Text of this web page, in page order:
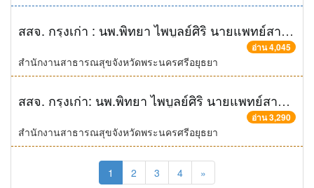
สสจ. กรุงเก่า : นพ.พิทยา ไพบูลย์ศิริ นายแพทย์สาธารณสุขจังหวัดพระนครศรีอยุธยา นำ นพ.ประสิทธิ์ คงเคารพธรรม นายแพทย์เชี่ยวชาญด้านเวชกรรมป้องกัน พร้อมคณะเจ้าหน้าที่ในสังกัดสำนักงานสาธารณสุขจังหวัดพระนครศรีอยุธยา เข้าพบ นายอภิชาติ โตดิลกเวชช์ ผู้ว่าราชการจังหวัดพระนครศรีอยุธยา ในโอกาส นพ.ประสิทธิ์ คงเคารพธรรม จะเดินทางเข้ารับตำแหน่งนายแพทย์สาธารณสุขจังหวัดฉะเชิงเทรา ณ ศูนย์ราชการจังหวัดพระนครศรีอยุธยา
อ่าน 4,045
สำนักงานสาธารณสุขจังหวัดพระนครศรีอยุธยา
สสจ. กรุงเก่า: นพ.พิทยา ไพบูลย์ศิริ นายแพทย์สาธารณสุขจังหวัดพระนครศรีอยุธยา พร้อมผู้บริหารระดับสูงในสังกัดสำนักงานสาธารณสุขจังหวัดพระนครศรีอยุธยา เข้าร่วมแสดงความยินดีแก่ นายวีร์รวุทธ์ ปุตระเศรณี ในโอกาสเดินทางมารับตำแหน่งรองผู้ว่าราชการจังหวัดพระนครศรีอยุธยา ณ ศูนย์ราชการจังหวัดพระนครศรีอยุธยา
อ่าน 3,290
สำนักงานสาธารณสุขจังหวัดพระนครศรีอยุธยา
1 2 3 4 »